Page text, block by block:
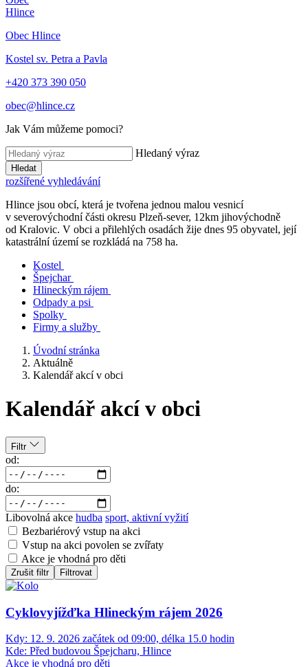
Hlince
Obec Hlince
Kostel sv. Petra a Pavla
+420 373 390 050
obec@hlince.cz
Jak Vám můžeme pomoci?
Hledaný výraz
Hledat
rozšířené vyhledávání
Hlince jsou obcí, která je tvořena jednou malou vesnicí
v severovýchodní části okresu Plzeň-sever, 12km jihovýchodně
od Kralovic. V obci a přilehlých osadách žije dnes 95 obyvatel, její
katastrální území se rozkládá na 758 ha.
Kostel
Špejchar
Hlineckým rájem
Odpady a psi
Spolky
Firmy a služby
Úvodní stránka
Aktuálně
Kalendář akcí v obci
Kalendář akcí v obci
Filtr
od:
do:
Libovolná akce hudba sport, aktivní vyžití
Bezbariérový vstup na akci
Vstup na akci povolen se zvířaty
Akce je vhodná pro děti
Zrušit filtr Filtrovat
Cyklovyjížďka Hlineckým rájem 2026
Kdy: 12. 9. 2026 začátek od 09:00, délka 15.0 hodin
Kde: Před budovou Špejcharu, Hlince
Akce je vhodná pro děti